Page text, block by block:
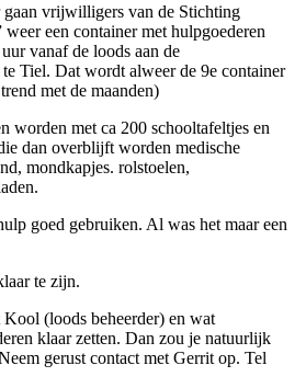
gaan vrijwilligers van de Stichting
een container met hulpgoederen
vanaf de loods aan de
Tiel. Dat wordt alweer de 9e container
met de maanden)
worden met ca 200 schooltafeltjes en
dan overblijft worden medische
mondkapjes. rolstoelen,
goed gebruiken. Al was het maar een
te zijn.
(loods beheerder) en wat
klaar zetten. Dan zou je natuurlijk
gerust contact met Gerrit op. Tel